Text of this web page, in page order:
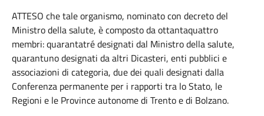
ATTESO che tale organismo, nominato con decreto del
Ministro della salute, è composto da ottantaquattro
membri: quarantatré designati dal Ministro della salute,
quarantuno designati da altri Dicasteri, enti pubblici e
associazioni di categoria, due dei quali designati dalla
Conferenza permanente per i rapporti tra lo Stato, le
Regioni e le Province autonome di Trento e di Bolzano.